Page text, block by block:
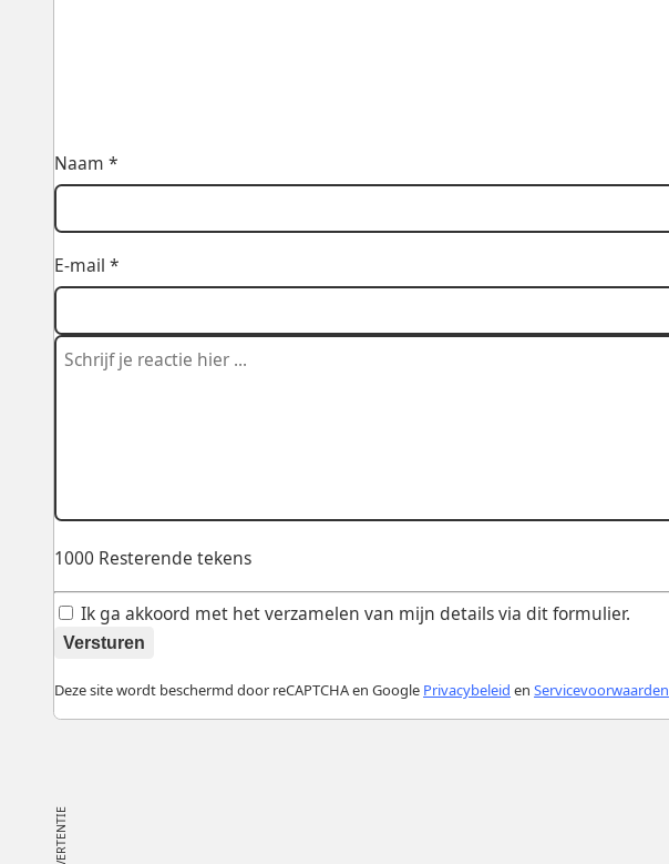
Naam *
E-mail *
1000 Resterende tekens
Ik ga akkoord met het verzamelen van mijn details via dit formulier.
Versturen
Deze site wordt beschermd door reCAPTCHA en Google Privacybeleid enServicevoorwaarden